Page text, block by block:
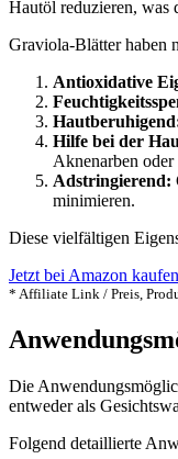
Hautöl reduzieren, was
Graviola-Blätter haben
Antioxidative
Hilfe bei der
Aknenarben
Adstringierend:
minimieren.
Diese vielfältigen
Jetzt bei Amazon
* Affiliate Link / Preis,
Die
entweder als
Folgend detaillierte